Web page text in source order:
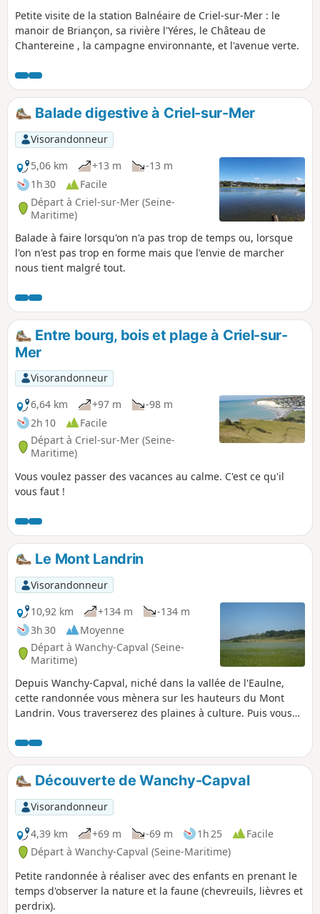
Petite visite de la station Balnéaire de Criel-sur-Mer : le
manoir de Briançon, sa rivière l'Yéres, le Château de
Chantereine , la campagne environnante, et l'avenue verte.
Balade digestive à Criel-sur-Mer
Visorandonneur
5,06 km
+13 m
-13 m
1h 30
Facile
Départ à Criel-sur-Mer (Seine-
Maritime)
Balade à faire lorsqu'on n'a pas trop de temps ou, lorsque
l'on n'est pas trop en forme mais que l'envie de marcher
nous tient malgré tout.
Entre bourg, bois et plage à Criel-sur-
Mer
Visorandonneur
6,64 km
+97 m
-98 m
2h 10
Facile
Départ à Criel-sur-Mer (Seine-
Maritime)
Vous voulez passer des vacances au calme. C'est ce qu'il
vous faut !
Le Mont Landrin
Visorandonneur
10,92 km
+134 m
-134 m
3h 30
Moyenne
Départ à Wanchy-Capval (Seine-
Maritime)
Depuis Wanchy-Capval, niché dans la vallée de l'Eaulne,
cette randonnée vous mènera sur les hauteurs du Mont
Landrin. Vous traverserez des plaines à culture. Puis vous
Découverte de Wanchy-Capval
Visorandonneur
4,39 km
+69 m -69 m 1h 25
Facile
Départ à Wanchy-Capval (Seine-Maritime)
Petite randonnée à réaliser avec des enfants en prenant le
temps d'observer la nature et la faune (chevreuils, lièvres et
perdrix).